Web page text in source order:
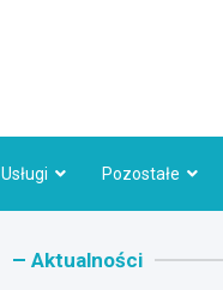
Usługi Pozostałe
Aktualności